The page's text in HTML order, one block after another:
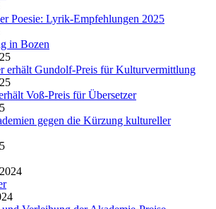
Poesie: Lyrik-Empfehlungen 2025
in Bozen
erhält Gundolf-Preis für Kulturvermittlung
Voß-Preis für Übersetzer
gegen die Kürzung kultureller